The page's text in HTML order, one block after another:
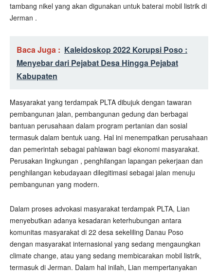
tambang nikel yang akan digunakan untuk baterai mobil listrik di
Jerman .
Baca Juga : Kaleidoskop 2022 Korupsi Poso :
Menyebar dari Pejabat Desa Hingga Pejabat
Kabupaten
Masyarakat yang terdampak PLTA dibujuk dengan tawaran
pembangunan jalan, pembangunan gedung dan berbagai
bantuan perusahaan dalam program pertanian dan sosial
termasuk dalam bentuk uang. Hal ini menempatkan perusahaan
dan pemerintah sebagai pahlawan bagi ekonomi masyarakat.
Perusakan lingkungan , penghilangan lapangan pekerjaan dan
penghilangan kebudayaan dilegitimasi sebagai jalan menuju
pembangunan yang modern.
Dalam proses advokasi masyarakat terdampak PLTA, Lian
menyebutkan adanya kesadaran keterhubungan antara
komunitas masyarakat di 22 desa sekeliling Danau Poso
dengan masyarakat internasional yang sedang mengaungkan
climate change, atau yang sedang membicarakan mobil listrik,
termasuk di Jerman. Dalam hal inilah, Lian mempertanyakan